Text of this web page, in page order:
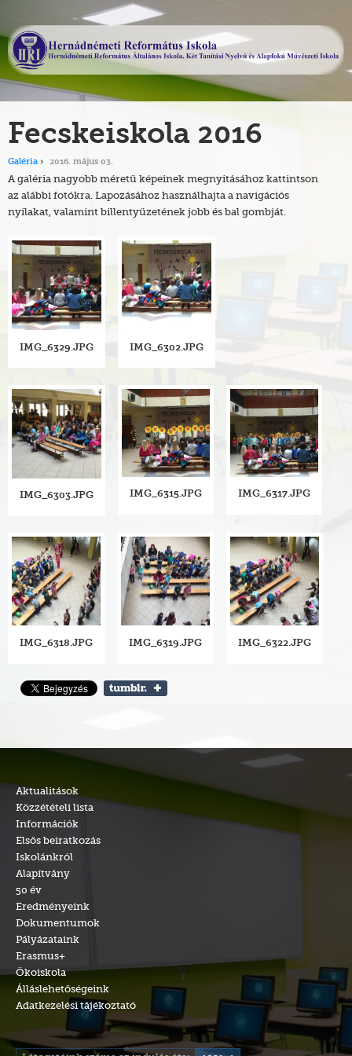
Fecskeiskola 2016
Galéria 2016. május 03.
A galéria nagyobb méretű képeinek megnyitásához kattintson
az alábbi fotókra. Lapozásához használhajta a navigációs
nyilakat, valamint billentyűzetének jobb és bal gombját.
IMG_6329.JPG IMG_6302.JPG
IMG_6303.JPG IMG_6315.JPG IMG_6317.JPG
IMG_6318.JPG IMG_6319.JPG IMG_6322.JPG
Aktualitások
Közzétételi lista
Információk
Elsős beiratkozás
Iskolánkról
Alapítvány
50 év
Eredményeink
Dokumentumok
Pályázataink
Erasmus+
Ökoiskola
Álláslehetőségeink
Adatkezelési tájékoztató